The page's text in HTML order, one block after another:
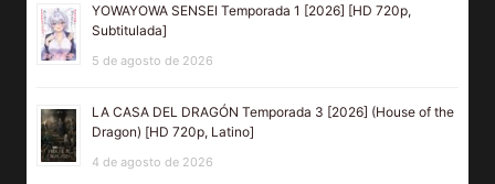
YOWAYOWA SENSEI Temporada 1 [2026] [HD 720p,
Subtitulada]
5 de agosto de 2026
LA CASA DEL DRAGÓN Temporada 3 [2026] (House of the
Dragon) [HD 720p, Latino]
4 de agosto de 2026